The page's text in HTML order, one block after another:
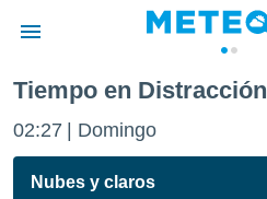
de
ha
Tiempo en Distracción
02:27 Domingo
Nubes y claros